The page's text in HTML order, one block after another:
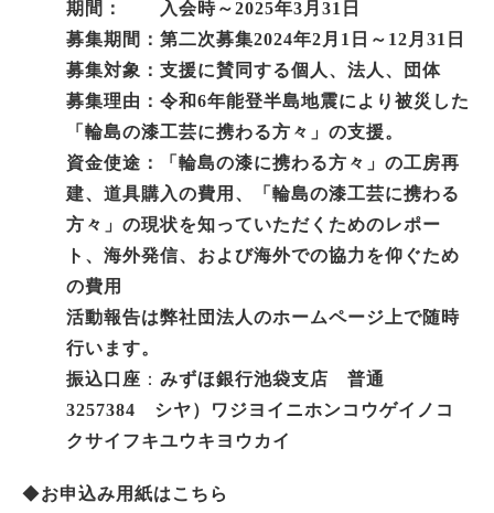
期間： 入会時～2025年3月31日
募集期間：第二次募集2024年2月1日～12月31日
募集対象：支援に賛同する個人、法人、団体
募集理由：令和6年能登半島地震により被災した
「輪島の漆工芸に携わる方々」の支援。
資金使途：「輪島の漆に携わる方々」の工房再
建、道具購入の費用、「輪島の漆工芸に携わる
方々」の現状を知っていただくためのレポー
ト、海外発信、および海外での協力を仰ぐため
の費用
活動報告は弊社団法人のホームページ上で随時
行います。
振込口座 ： みずほ銀行池袋支店 普通
3257384
シヤ）ワジヨイニホンコウゲイノコ
クサイフキユウキヨウカイ
◆お申込み用紙はこちら